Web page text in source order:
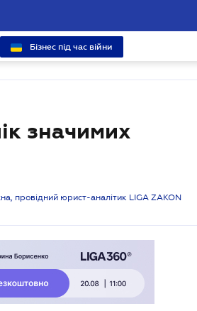
Бізнес під час війни
значимих
провідний юрист-аналітик LIGA ZAKON